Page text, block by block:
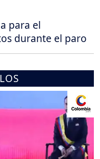
para el
durante el paro